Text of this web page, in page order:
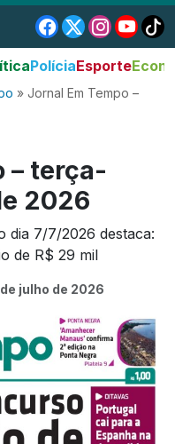
PolíciaEsporte
» Jornal Em Tempo –
– terça-
2026
dia 7/7/2026 destaca:
de R$ 29 mil
julho de 2026